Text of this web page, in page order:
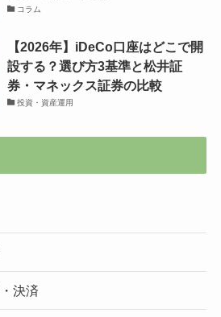
コラム
【2026年】iDeCo口座はどこで開
設する？選び方3基準と松井証
券・マネックス証券の比較
投資・資産運用
決済